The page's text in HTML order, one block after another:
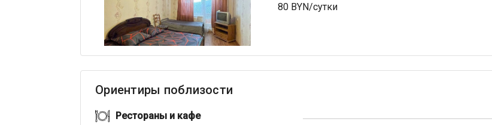
80 BYN/сутки
Ориентиры поблизости
Рестораны и кафе